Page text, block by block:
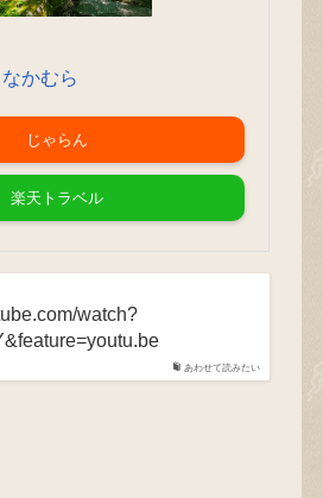
かむら
じゃらん
楽天トラベル
あわせて読みたい
watch?